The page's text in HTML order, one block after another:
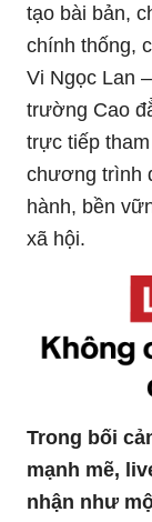
tạo bài bản,
chính thống,
Vi Ngọc Lan
trường Cao
trực tiếp
chương trình
hành, bền
xã hội.
Trong bối
mạnh mẽ,
nhận như